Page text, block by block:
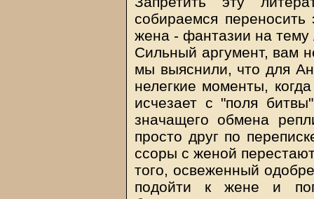
собираемся
жена - фантазии на
Сильный аргумент, вам
мы выяснили, что для
нелегкие моменты,
исчезает с "поля
значащего обмена
просто друг по
ссоры с женой
того, освеженный
подойти к жене и